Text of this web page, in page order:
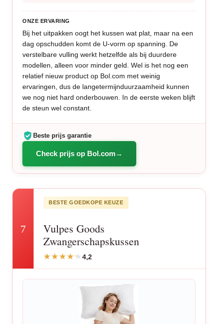
ONZE ERVARING
Bij het uitpakken oogt het kussen wat plat, maar na een
dag opschudden komt de U-vorm op spanning. De
verstelbare vulling werkt hetzelfde als bij duurdere
modellen, alleen voor minder geld. Wel is het nog een
relatief nieuw product op Bol.com met weinig
ervaringen, dus de langetermijnduurzaamheid kunnen
we nog niet hard onderbouwen. In de eerste weken blijft
de steun wel constant.
Beste prijs garantie
Check prijs op Bol.com
7
BESTE GOEDKOPE KEUZE
Vulpes Goods
Zwangerschapskussen
4,2